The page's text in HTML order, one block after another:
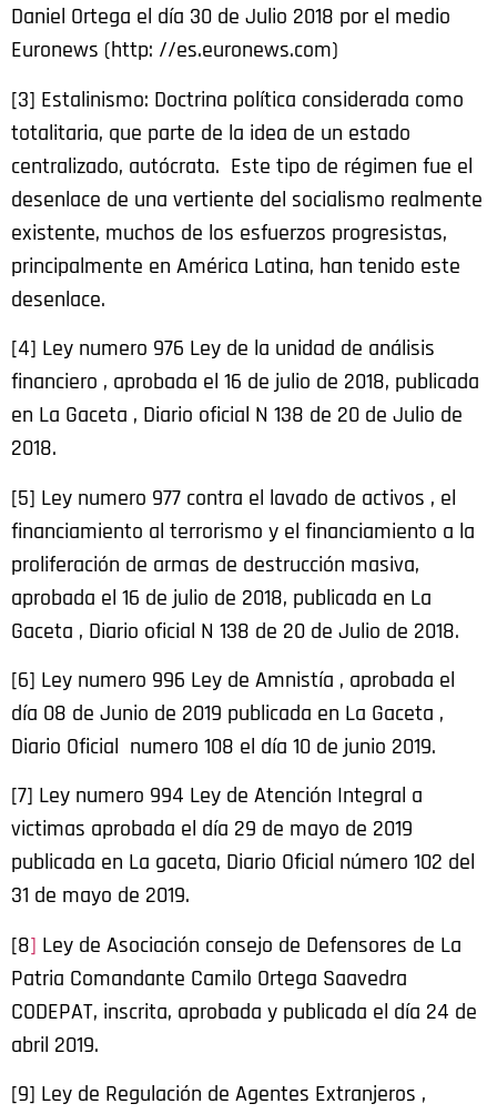
Daniel Ortega el día 30 de Julio 2018 por el medio
Euronews (http: //es.euronews.com)
[3] Estalinismo: Doctrina política considerada como
totalitaria, que parte de la idea de un estado
centralizado, autócrata. Este tipo de régimen fue el
desenlace de una vertiente del socialismo realmente
existente, muchos de los esfuerzos progresistas,
principalmente en América Latina, han tenido este
desenlace.
[4] Ley numero 976 Ley de la unidad de análisis
financiero , aprobada el 16 de julio de 2018, publicada
en La Gaceta , Diario oficial N 138 de 20 de Julio de
2018.
[5] Ley numero 977 contra el lavado de activos , el
financiamiento al terrorismo y el financiamiento a la
proliferación de armas de destrucción masiva,
aprobada el 16 de julio de 2018, publicada en La
Gaceta , Diario oficial N 138 de 20 de Julio de 2018.
[6] Ley numero 996 Ley de Amnistía , aprobada el
día 08 de Junio de 2019 publicada en La Gaceta ,
Diario Oficial numero 108 el día 10 de junio 2019.
[7] Ley numero 994 Ley de Atención Integral a
victimas aprobada el día 29 de mayo de 2019
publicada en La gaceta, Diario Oficial número 102 del
31 de mayo de 2019.
[8] Ley de Asociación consejo de Defensores de La
Patria Comandante Camilo Ortega Saavedra
CODEPAT, inscrita, aprobada y publicada el día 24 de
abril 2019.
[9] Ley de Regulación de Agentes Extranjeros ,